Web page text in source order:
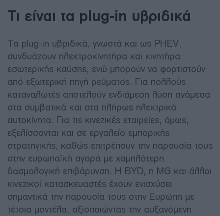
Τι είναι τα plug-in υβριδικά
Τα plug-in υβριδικά, γνωστά και ως PHEV,
συνδυάζουν ηλεκτροκινητήρα και κινητήρα
εσωτερικής καύσης, ενώ μπορούν να φορτιστούν
από εξωτερική πηγή ρεύματος. Για πολλούς
καταναλωτές αποτελούν ενδιάμεση λύση ανάμεσα
στα συμβατικά και στα πλήρως ηλεκτρικά
αυτοκίνητα. Για τις κινεζικές εταιρείες, όμως,
εξελίσσονται και σε εργαλείο εμπορικής
στρατηγικής, καθώς επιτρέπουν την παρουσία τους
στην ευρωπαϊκή αγορά με χαμηλότερη
δασμολογική επιβάρυνση. Η BYD, η MG και άλλοι
κινεζικοί κατασκευαστές έχουν ενισχύσει
σημαντικά την παρουσία τους στην Ευρώπη με
τέτοια μοντέλα, αξιοποιώντας την αυξανόμενη